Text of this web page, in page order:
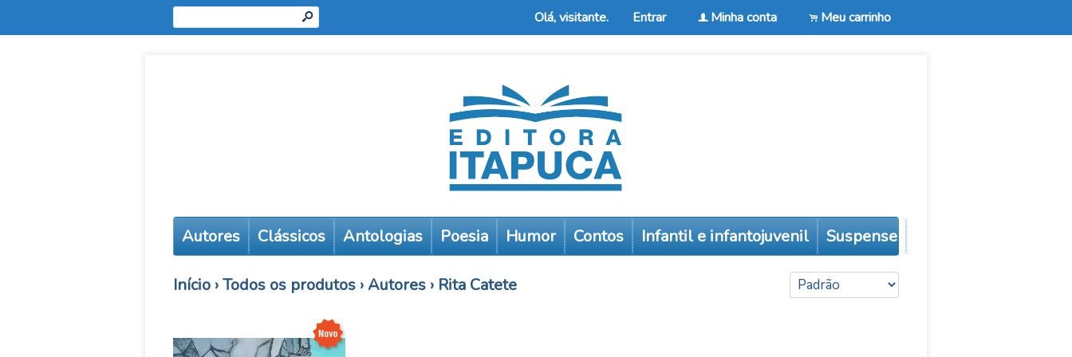
s Olá, visitante. Entrar f Minha conta . Meu carrinho
Autores Clássicos Antologias Poesia Humor Contos Infantil e infantojuvenil Suspense
Início ›Todos os produtos ›Autores › Rita Catete